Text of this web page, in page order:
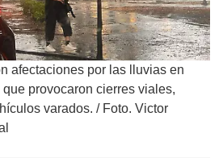
afectaciones por las lluvias en
provocaron cierres viales,
varados. / Foto. Victor